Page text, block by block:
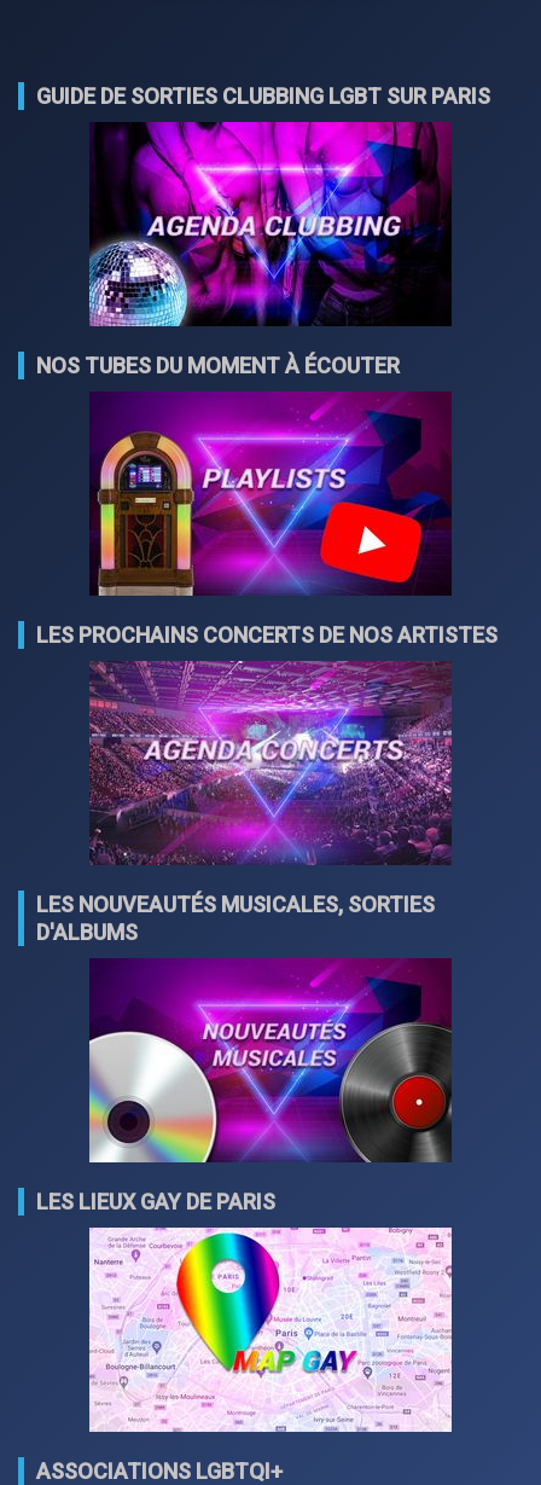
GUIDE DE SORTIES CLUBBING LGBT SUR PARIS
NOS TUBES DU MOMENT À ÉCOUTER
LES PROCHAINS CONCERTS DE NOS ARTISTES
LES NOUVEAUTÉS MUSICALES, SORTIES
D'ALBUMS
LES LIEUX GAY DE PARIS
ASSOCIATIONS LGBTQI+